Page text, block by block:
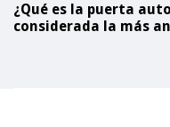
¿Qué es la puerta
considerada la más